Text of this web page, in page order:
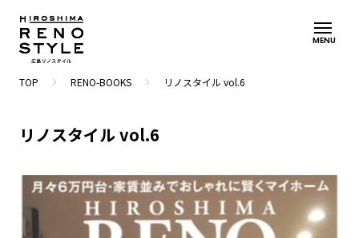
MENU
TOP navigate_next RENO-BOOKS navigate_next リノスタイル vol.6
リノスタイル vol.6